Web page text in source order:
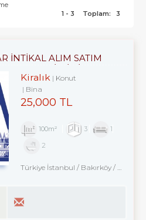
1 - 3
Toplam: 3
İNTİKAL ALIM SATIM
HİZMETLERİ
Kiralık
Konut
Bina
25,000 TL
100m² 3
1
2
Türkiye İstanbul / Bakırköy/ Kartaltepe